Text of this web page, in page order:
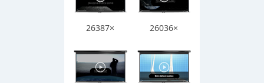
26387× 26036×